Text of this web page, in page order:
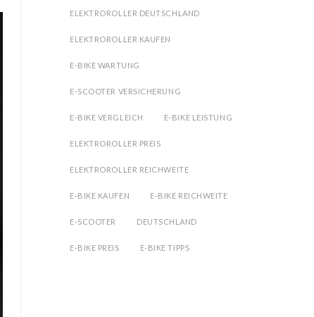
ELEKTROROLLER DEUTSCHLAND
ELEKTROROLLER KAUFEN
E-BIKE WARTUNG
E-SCOOTER VERSICHERUNG
E-BIKE VERGLEICH E-BIKE LEISTUNG
ELEKTROROLLER PREIS
ELEKTROROLLER REICHWEITE
E-BIKE KAUFEN E-BIKE REICHWEITE
E-SCOOTER DEUTSCHLAND
E-BIKE PREIS E-BIKE TIPPS